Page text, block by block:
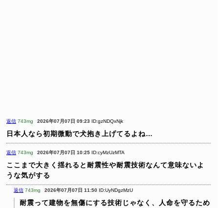
返信 743mg 2026年07月07日 09:23 ID:gzNDQxNjk
日本人なら初期微動で犬抱き上げてるよね…
返信 743mg 2026年07月07日 10:25 ID:cyMzUzMTA
ここまで大きく揺れると耐震性や耐震技術なんて意味ないよ
うな気がする
返信 743mg 2026年07月07日 11:50 ID:UyNDgzMzU
耐震って建物を無傷にする技術じゃなく、人命を守るため